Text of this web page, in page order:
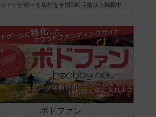
ボドゲが遊べる店舗を全国500店舗以上掲載中
ボドファン